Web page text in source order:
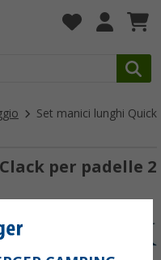
Set manici lunghi Quick
per padelle 2